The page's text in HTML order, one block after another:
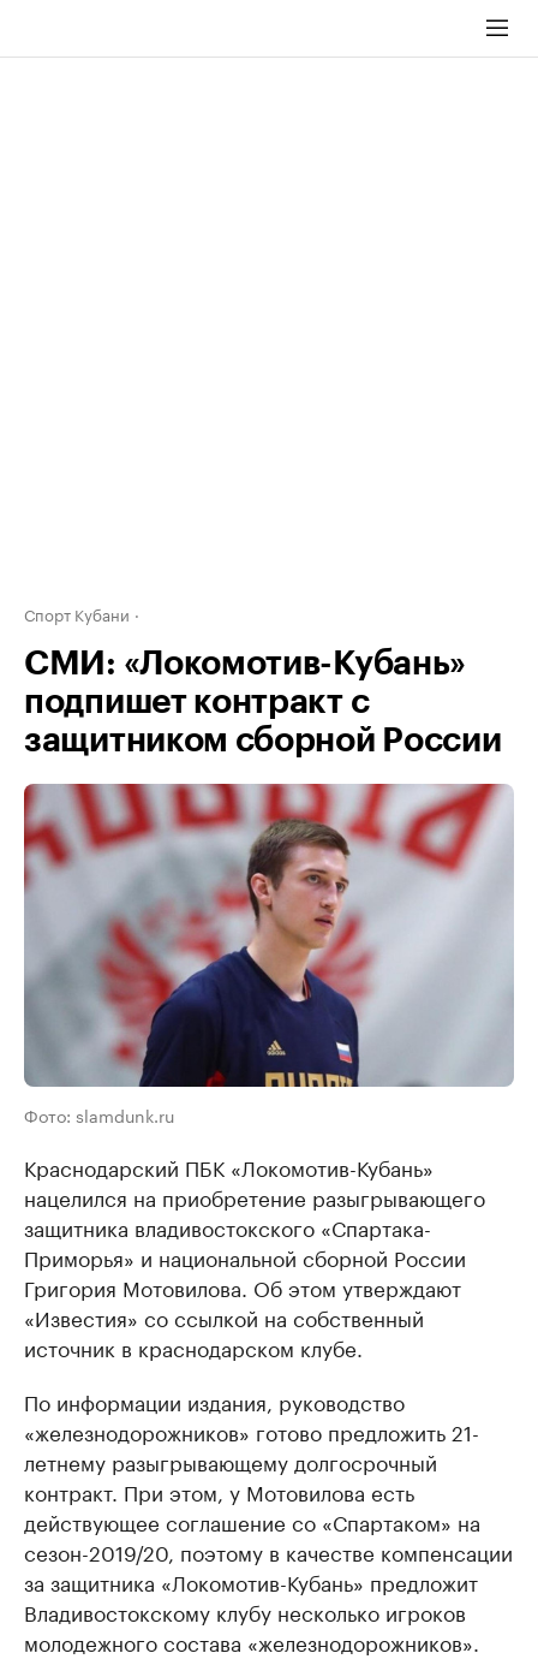
Спорт Кубани
СМИ: «Локомотив-Кубань»
подпишет контракт с
защитником сборной России
Фото: slamdunk.ru
Краснодарский ПБК «Локомотив-Кубань»
нацелился на приобретение разыгрывающего
защитника владивостокского «Спартака-
Приморья» и национальной сборной России
Григория Мотовилова. Об этом утверждают
«Известия» со ссылкой на собственный
источник в краснодарском клубе.
По информации издания, руководство
«железнодорожников» готово предложить 21-
летнему разыгрывающему долгосрочный
контракт. При этом, у Мотовилова есть
действующее соглашение со «Спартаком» на
сезон-2019/20, поэтому в качестве компенсации
за защитника «Локомотив-Кубань» предложит
Владивостокскому клубу несколько игроков
молодежного состава «железнодорожников».